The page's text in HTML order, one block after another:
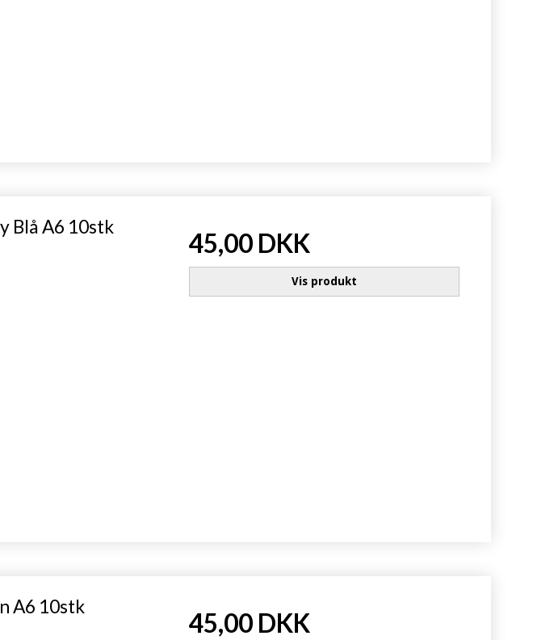
Blå A6 10stk
45,00 DKK
Vis produkt
A6 10stk
45,00 DKK